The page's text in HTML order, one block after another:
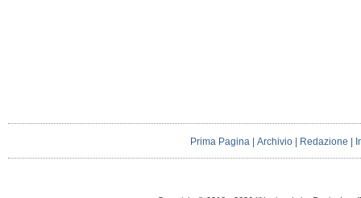
Prima Pagina |Archivio Redazione